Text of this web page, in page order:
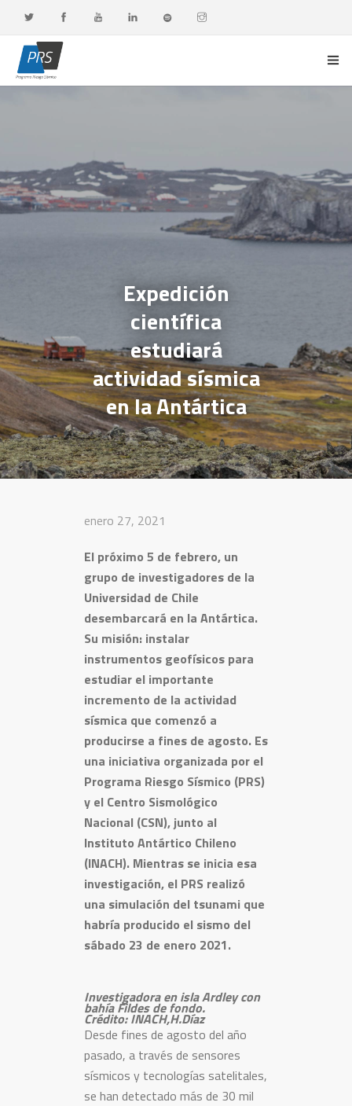
OBSERVATORIO G-DATA
DOCENCIA Y FORMACIÓN CONTINUA
Expedición
científica
estudiará
actividad sísmica
en la Antártica
enero 27, 2021
El próximo 5 de febrero, un
grupo de investigadores de la
Universidad de Chile
desembarcará en la Antártica.
Su misión: instalar
instrumentos geofísicos para
estudiar el importante
incremento de la actividad
sísmica que comenzó a
producirse a fines de agosto. Es
una iniciativa organizada por el
Programa Riesgo Sísmico (PRS)
y el Centro Sismológico
Nacional (CSN), junto al
Instituto Antártico Chileno
(INACH). Mientras se inicia esa
investigación, el PRS realizó
una simulación del tsunami que
habría producido el sismo del
sábado 23 de enero 2021.
Investigadora en isla Ardley con
bahía Fildes de fondo.
Crédito: INACH,H.Díaz
Desde fines de agosto del año
pasado, a través de sensores
sísmicos y tecnologías satelitales,
se han detectado más de 30 mil